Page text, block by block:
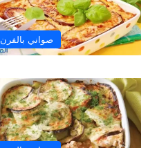
صواني بالفرن